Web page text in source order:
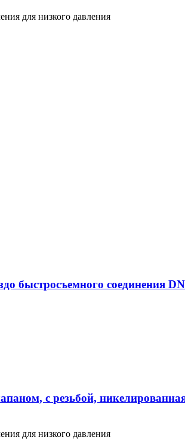
для низкого давления
быстросъемного соединения
с резьбой,
для низкого давления